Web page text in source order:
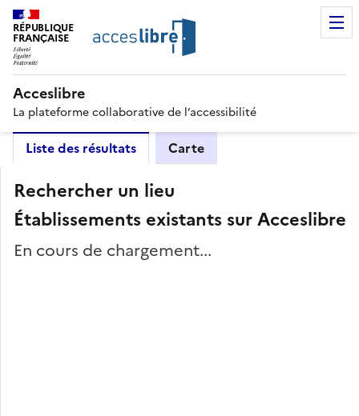
RÉPUBLIQUE
FRANÇAISE
Acceslibre
La plateforme collaborative de l’accessibilité
Liste des résultats Carte
Rechercher un lieu
Établissements existants sur Acceslibre
En cours de chargement...